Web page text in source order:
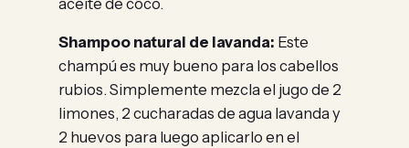
Shampoo natural de lavanda: Este
champú es muy bueno para los cabellos
rubios. Simplemente mezcla el jugo de 2
limones, 2 cucharadas de agua lavanda y
2 huevos para luego aplicarlo en el